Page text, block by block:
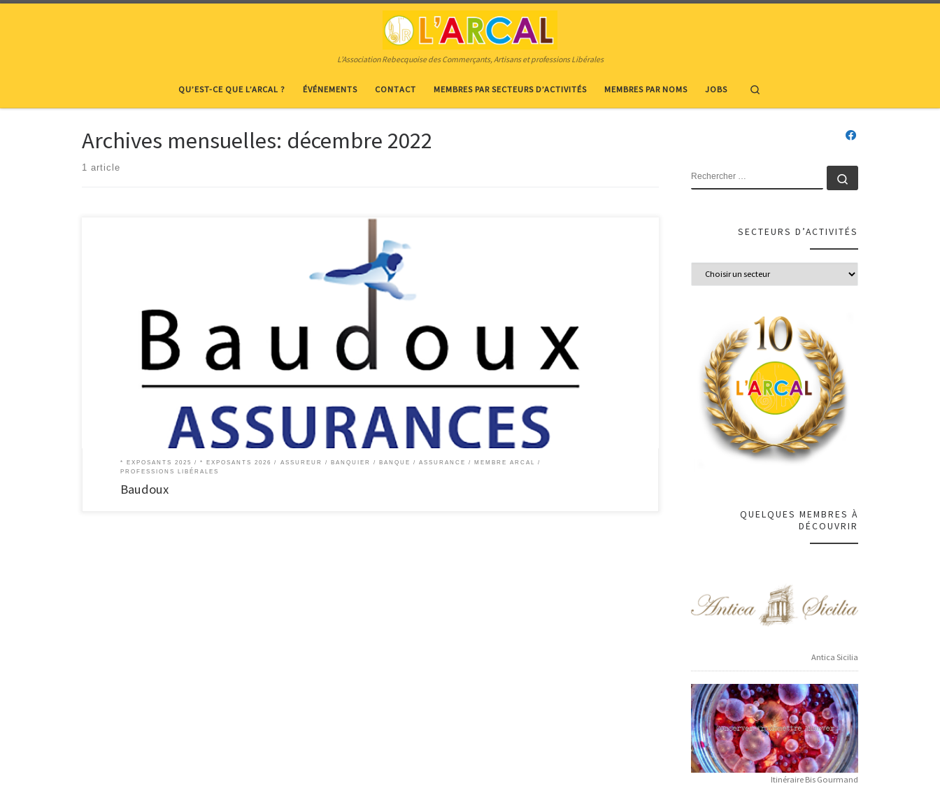
L’Association Rebecquoise des Commerçants, Artisans et professions Libérales
QU’EST-CE QUE L’ARCAL ? ÉVÉNEMENTS CONTACT MEMBRES PAR SECTEURS D’ACTIVITÉS MEMBRES PAR NOMS JOBS
Archives mensuelles: décembre 2022
1 article
Assurances Baudoux Enghien – Bierghes / Rebecq Le bureau E. BAUDOUX vous assure depuis 40 ans ! Depuis 40 ans, nous faisons le maximum pour
nos clients. Du conseil personnalisé à la recherche de la couverture du risque la plus appropriée, notre bureau de courtage en assurances situé à
* EXPOSANTS 2025 * EXPOSANTS 2026 ASSUREUR / BANQUIER BANQUE / ASSURANCE
MEMBRE ARCAL
PROFESSIONS LIBÉRALES
Baudoux
RECHERCHER
SECTEURS D’ACTIVITÉS
QUELQUES MEMBRES À
DÉCOUVRIR
Antica Sicilia
Itinéraire Bis Gourmand